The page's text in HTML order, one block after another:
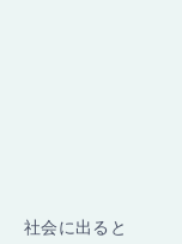
社会に出ると